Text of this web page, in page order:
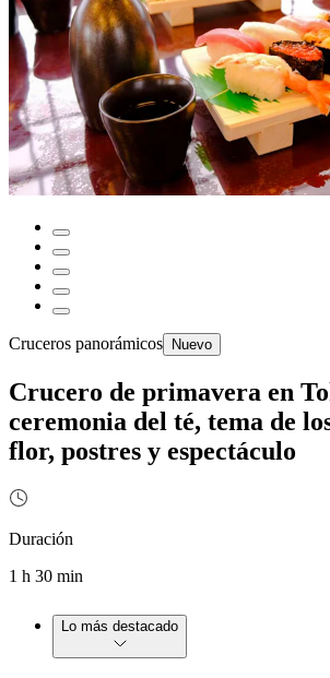
Cruceros panorámicos Nuevo
Crucero de primavera en
ceremonia del té, tema de
flor, postres y espectáculo
Duración
1 h 30 min
Lo más destacado